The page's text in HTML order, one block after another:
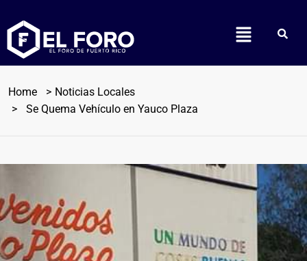
Home
Noticias Locales
Se Quema Vehículo en Yauco Plaza